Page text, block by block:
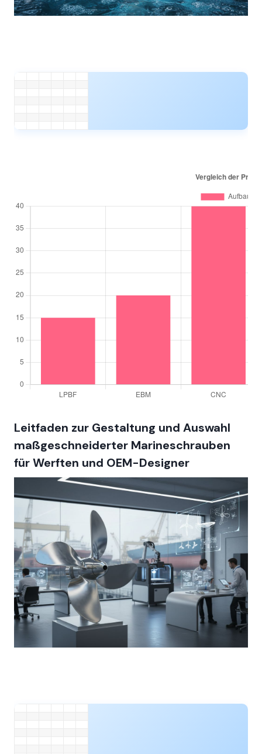
Leitfaden zur Gestaltung und Auswahl
maßgeschneiderter Marineschrauben
für Werften und OEM-Designer